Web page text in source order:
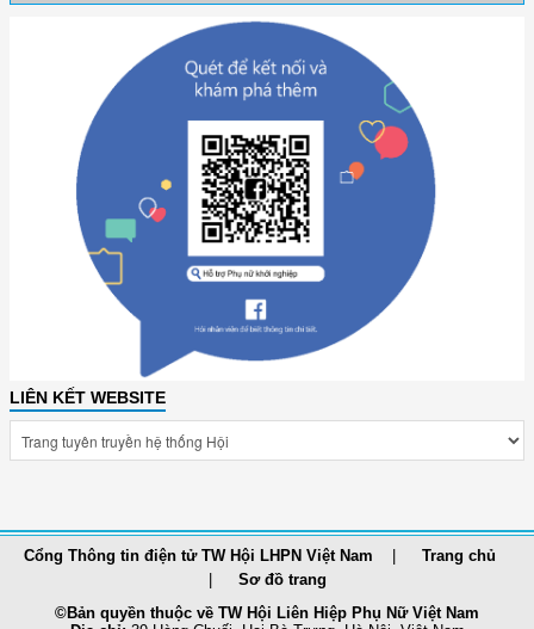
LIÊN KẾT WEBSITE
Cổng Thông tin điện tử TW Hội LHPN Việt Nam
Trang chủ
Sơ đồ trang
©Bản quyền thuộc về TW Hội Liên Hiệp Phụ Nữ Việt Nam